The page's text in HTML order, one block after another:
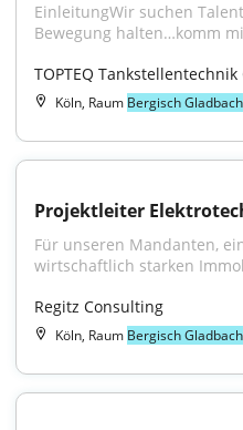
EinleitungWir suchen
Bewegung halten…komm
TOPTEQ Tankstellentechnik
Köln, Raum Bergisch Gladbach
Projektleiter
Für unseren Mandanten,
wirtschaftlich starken
Regitz Consulting
Köln, Raum Bergisch Gladbach